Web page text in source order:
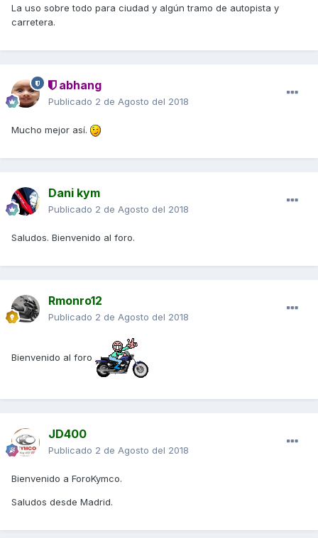
La uso sobre todo para ciudad y algún tramo de autopista y
carretera.
abhang
Publicado 2 de Agosto del 2018
Mucho mejor así.
Dani kym
Publicado 2 de Agosto del 2018
Saludos. Bienvenido al foro.
Rmonro12
Publicado 2 de Agosto del 2018
Bienvenido al foro
JD400
Publicado 2 de Agosto del 2018
Bienvenido a ForoKymco.
Saludos desde Madrid.